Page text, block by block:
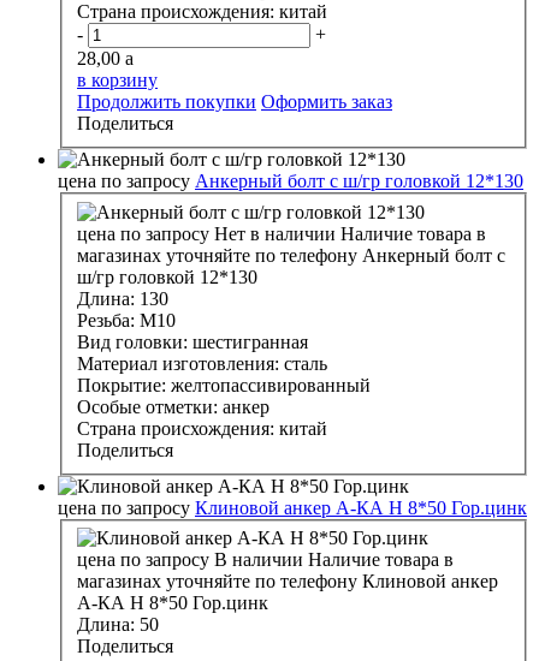
Страна происхождения: китай
-
+
28,00 a
в корзину
Продолжить покупки Оформить заказ
Поделиться
цена по запросу Анкерный болт с ш/гр головкой 12*130
цена по запросу Нет в наличии Наличие товара в
магазинах уточняйте по телефону Анкерный болт с
ш/гр головкой 12*130
Длина: 130
Резьба: М10
Вид головки: шестигранная
Материал изготовления: сталь
Покрытие: желтопассивированный
Особые отметки: анкер
Страна происхождения: китай
Поделиться
цена по запросу Клиновой анкер А-КА H 8*50 Гор.цинк
цена по запросу В наличии Наличие товара в
магазинах уточняйте по телефону Клиновой анкер
А-КА H 8*50 Гор.цинк
Длина: 50
Поделиться